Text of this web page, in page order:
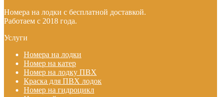
Номера на лодки с бесплатной доставкой.
Работаем с 2018 года.
Услуги
Номера на лодки
Номер на катер
Номер на лодку ПВХ
Краска для ПВХ лодок
Номер на гидроцикл